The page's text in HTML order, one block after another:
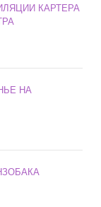
КАРТЕРА
НА